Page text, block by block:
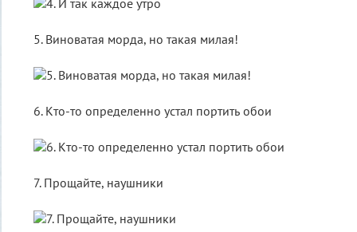
5. Виноватая морда, но такая милая!
6. Кто-то определенно устал портить обои
7. Прощайте, наушники